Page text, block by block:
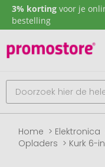
3% korting voor je
bestelling
Home Elektronica
Opladers
Kurk 6-